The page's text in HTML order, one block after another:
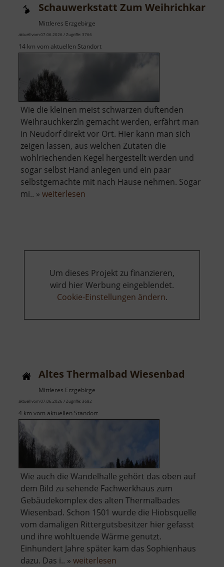
Schauwerkstatt Zum Weihrichkarzl
Mittleres Erzgebirge
aktuell vom 07.06.2026 / Zugriffe: 3766
14 km vom aktuellen Standort
Wie die kleinen meist schwarzen duftenden
Weihrauchkerzln gemacht werden, erfährt man
in Neudorf direkt vor Ort. Hier kann man sich
zeigen lassen, aus welchen Zutaten die
wohlriechenden Kegel hergestellt werden und
sogar selbst Hand anlegen und ein paar
selbstgemachte mit nach Hause nehmen. Sogar
mi.. » weiterlesen
Um dieses Projekt zu finanzieren,
wird hier Werbung eingeblendet.
Cookie-Einstellungen ändern.
Altes Thermalbad Wiesenbad
Mittleres Erzgebirge
aktuell vom 07.06.2026 / Zugriffe: 3682
4 km vom aktuellen Standort
Wie auch die Wandelhalle gehört das oben auf
dem Bild zu sehende Fachwerkhaus zum
Gebäudekomplex des alten Thermalbades
Wiesenbad. Schon 1501 wurde die Hiobsquelle
vom damaligen Rittergutsbesitzer hier gefasst
und ihre wohltuende Wärme genutzt.
Einhundert Jahre später kam das Sophienhaus
dazu. Das i.. » weiterlesen